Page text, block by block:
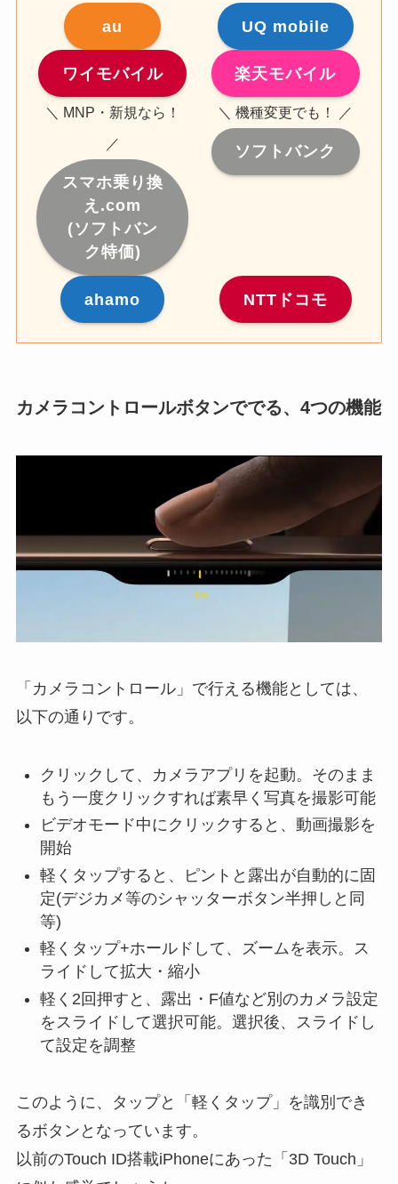
au UQ mobile
ワイモバイル 楽天モバイル
＼ MNP・新規なら！
／
スマホ乗り換
え.com
(ソフトバン
ク特価)
＼ 機種変更でも！ ／
ソフトバンク
ahamo NTTドコモ
カメラコントロールボタンででる、4つの機能
「カメラコントロール」で行える機能としては、
以下の通りです。
クリックして、カメラアプリを起動。そのまま
もう一度クリックすれば素早く写真を撮影可能
ビデオモード中にクリックすると、動画撮影を
開始
軽くタップすると、ピントと露出が自動的に固
定(デジカメ等のシャッターボタン半押しと同
等)
軽くタップ+ホールドして、ズームを表示。ス
ライドして拡大・縮小
軽く2回押すと、露出・F値など別のカメラ設定
をスライドして選択可能。選択後、スライドし
て設定を調整
このように、タップと「軽くタップ」を識別でき
るボタンとなっています。
以前のTouch ID搭載iPhoneにあった「3D Touch」